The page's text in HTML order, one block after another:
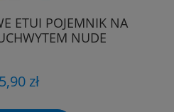
ETUI POJEMNIK NA
NUDE
zł